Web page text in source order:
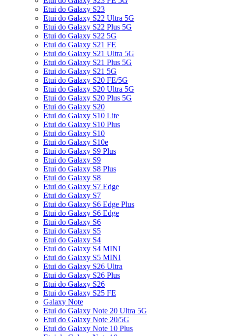
Etui do Galaxy S23
Etui do Galaxy S22 Ultra 5G
Etui do Galaxy S22 Plus 5G
Etui do Galaxy S22 5G
Etui do Galaxy S21 FE
Etui do Galaxy S21 Ultra 5G
Etui do Galaxy S21 Plus 5G
Etui do Galaxy S21 5G
Etui do Galaxy S20 FE/5G
Etui do Galaxy S20 Ultra 5G
Etui do Galaxy S20 Plus 5G
Etui do Galaxy S20
Etui do Galaxy S10 Lite
Etui do Galaxy S10 Plus
Etui do Galaxy S10
Etui do Galaxy S10e
Etui do Galaxy S9 Plus
Etui do Galaxy S9
Etui do Galaxy S8 Plus
Etui do Galaxy S8
Etui do Galaxy S7 Edge
Etui do Galaxy S7
Etui do Galaxy S6 Edge Plus
Etui do Galaxy S6 Edge
Etui do Galaxy S6
Etui do Galaxy S5
Etui do Galaxy S4
Etui do Galaxy S4 MINI
Etui do Galaxy S5 MINI
Etui do Galaxy S26 Ultra
Etui do Galaxy S26 Plus
Etui do Galaxy S26
Etui do Galaxy S25 FE
Galaxy Note
Etui do Galaxy Note 20 Ultra 5G
Etui do Galaxy Note 20/5G
Etui do Galaxy Note 10 Plus